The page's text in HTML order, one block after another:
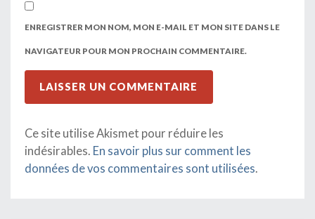
ENREGISTRER MON NOM, MON E-MAIL ET MON SITE DANS LE
NAVIGATEUR POUR MON PROCHAIN COMMENTAIRE.
Ce site utilise Akismet pour réduire les
indésirables. En savoir plus sur comment les
données de vos commentaires sont utilisées.